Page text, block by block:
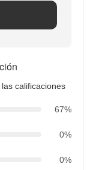
calificaciones
67%
0%
0%